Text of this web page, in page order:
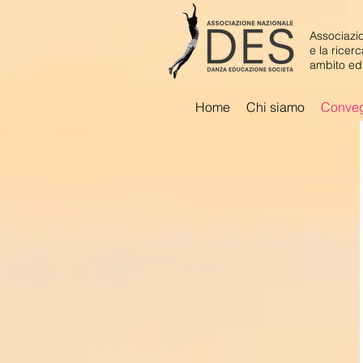
e la
ambito
Home Chi siamo